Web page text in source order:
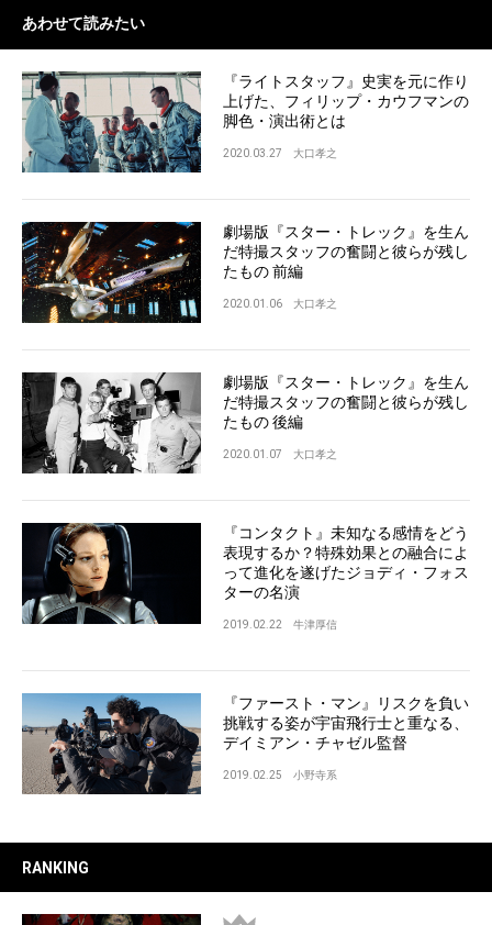
あわせて読みたい
『ライトスタッフ』史実を元に作り
上げた、フィリップ・カウフマンの
脚色・演出術とは
2020.03.27 大口孝之
劇場版『スター・トレック』を生ん
だ特撮スタッフの奮闘と彼らが残し
たもの 前編
2020.01.06 大口孝之
劇場版『スター・トレック』を生ん
だ特撮スタッフの奮闘と彼らが残し
たもの 後編
2020.01.07 大口孝之
『コンタクト』未知なる感情をどう
表現するか？特殊効果との融合によ
って進化を遂げたジョディ・フォス
ターの名演
2019.02.22 牛津厚信
『ファースト・マン』リスクを負い
挑戦する姿が宇宙飛行士と重なる、
デイミアン・チャゼル監督
2019.02.25 小野寺系
RANKING